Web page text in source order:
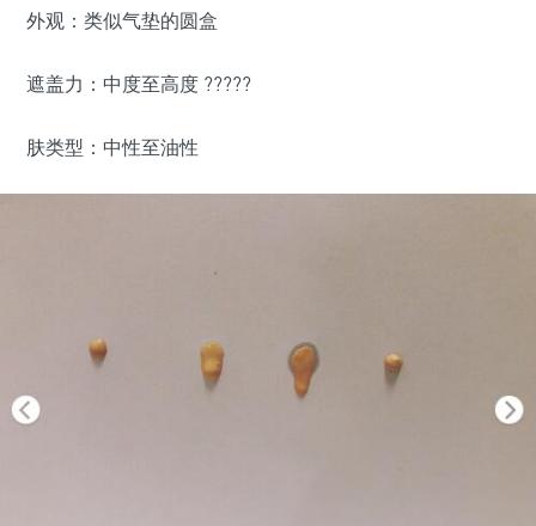
外观：类似气垫的圆盒
遮盖力：中度至高度 ?????
肤类型：中性至油性